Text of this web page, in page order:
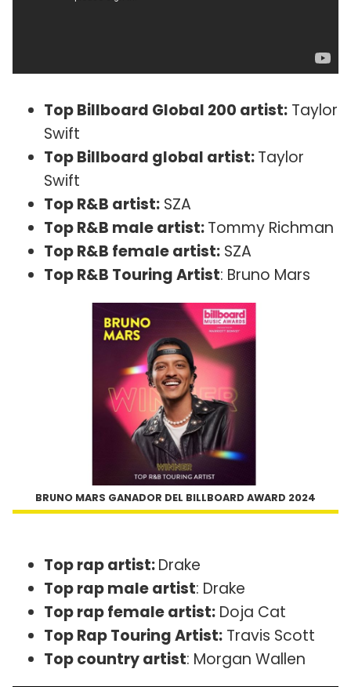
Top Billboard Global 200 artist: Taylor
Swift
Top Billboard global artist:Taylor
Swift
Top R&B artist: SZA
Top R&B male artist:Tommy Richman
Top R&B female artist: SZA
Top R&B Touring Artist: Bruno Mars
BRUNO MARS GANADOR DEL BILLBOARD AWARD 2024
Top rap artist:Drake
Top rap male artist: Drake
Top rap female artist: Doja Cat
Top Rap Touring Artist: Travis Scott
Top country artist: Morgan Wallen